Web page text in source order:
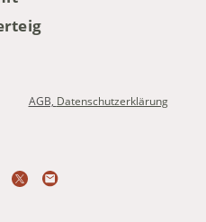
AGB, Datenschutzerklärung